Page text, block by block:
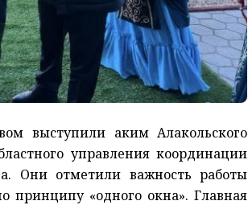
выступили аким Алакольского
управления координации
Они отметили важность работы
принципу «одного окна». Главная